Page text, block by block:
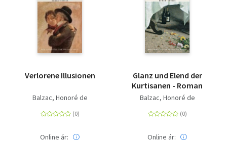
Verlorene Illusionen
Balzac, Honoré de
Online ár:
Glanz und Elend der
Kurtisanen - Roman
Balzac, Honoré de
Online ár: